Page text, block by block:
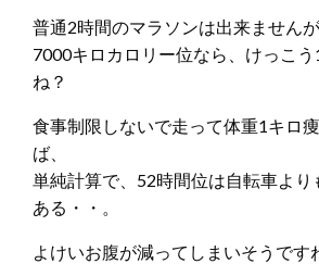
普通2時間のマラソンは出来ませんが
7000キロカロリー位なら、けっこ
ね？
食事制限しないで走って体重1キロ
ば、
単純計算で、52時間位は自転車より
ある・・。
よけいお腹が減ってしまいそうです